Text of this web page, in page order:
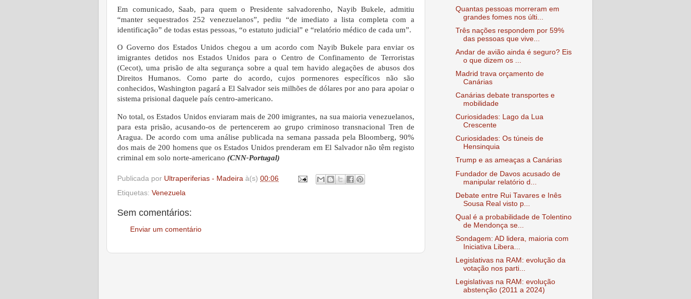
Em comunicado, Saab, para quem o Presidente salvadorenho, Nayib Bukele, admitiu
“manter sequestrados 252 venezuelanos”, pediu “de imediato a lista completa com a
identificação” de todas estas pessoas, “o estatuto judicial” e “relatório médico de cada um”.
O Governo dos Estados Unidos chegou a um acordo com Nayib Bukele para enviar os
imigrantes detidos nos Estados Unidos para o Centro de Confinamento de Terroristas
(Cecot), uma prisão de alta segurança sobre a qual tem havido alegações de abusos dos
Direitos Humanos. Como parte do acordo, cujos pormenores específicos não são
conhecidos, Washington pagará a El Salvador seis milhões de dólares por ano para apoiar o
sistema prisional daquele país centro-americano.
No total, os Estados Unidos enviaram mais de 200 imigrantes, na sua maioria venezuelanos,
para esta prisão, acusando-os de pertencerem ao grupo criminoso transnacional Tren de
Aragua. De acordo com uma análise publicada na semana passada pela Bloomberg, 90%
dos mais de 200 homens que os Estados Unidos prenderam em El Salvador não têm registo
criminal em solo norte-americano (CNN-Portugal)
Publicada por Ultraperiferias - Madeira à(s) 00:06
Etiquetas: Venezuela
Sem comentários:
Enviar um comentário
Quantas pessoas morreram em
grandes fomes nos últi...
Três nações respondem por 59%
das pessoas que vive...
Andar de avião ainda é seguro? Eis
o que dizem os ...
Madrid trava orçamento de
Canárias
Canárias debate transportes e
mobilidade
Curiosidades: Lago da Lua
Crescente
Curiosidades: Os túneis de
Hensinquia
Trump e as ameaças a Canárias
Fundador de Davos acusado de
manipular relatório d...
Debate entre Rui Tavares e Inês
Sousa Real visto p...
Qual é a probabilidade de Tolentino
de Mendonça se...
Sondagem: AD lidera, maioria com
Iniciativa Libera...
Legislativas na RAM: evolução da
votação nos parti...
Legislativas na RAM: evolução
abstenção (2011 a 2024)